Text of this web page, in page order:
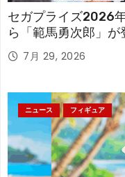
セガプライズ2026
ら「範馬勇次郎」が
7月 29, 2026
ニュース フィギュア